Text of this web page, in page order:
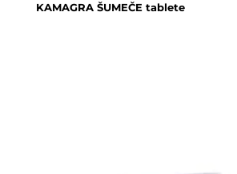
KAMAGRA ŠUMEČE tablete